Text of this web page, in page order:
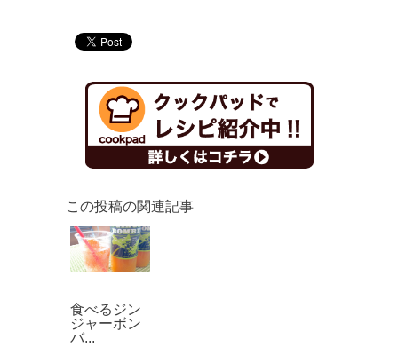
この投稿の関連記事
食べるジン
ジャーボン
バ...